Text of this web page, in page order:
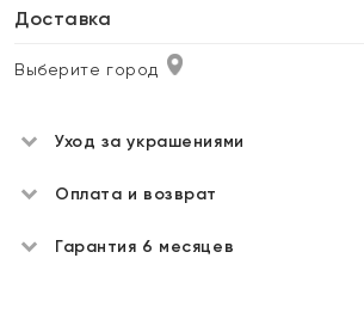
Доставка
Выберите город
Уход за украшениями
Оплата и возврат
Гарантия 6 месяцев